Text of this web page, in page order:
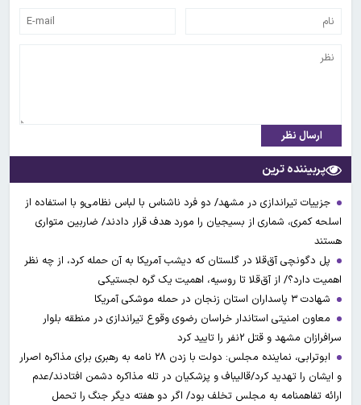
ارسال نظر
پربیننده ترین
جزییات تیراندازی در مشهد/ دو فرد ناشناس با لباس نظامی‌و با استفاده از
اسلحه کمری، شماری از بسیجیان را مورد هدف قرار دادند/ ضاربین متواری
هستند
پل دگونچی آق‌قلا در گلستان که دیشب آمریکا به آن حمله کرد، از چه نظر
اهمیت دارد؟/ از آق‌قلا تا روسیه، اهمیت یک گره لجستیکی
شهادت ۳ ‌پاسداران استان زنجان در حمله موشکی آمریکا
معاون امنیتی استاندار خراسان رضوی وقوع تیراندازی در منطقه بلوار
سرافرازان مشهد و قتل ۲نفر را تایید کرد
ابوترابی، نماینده مجلس: دولت با زدن ۲۸ نامه به رهبری برای مذاکره اصرار
و ایشان را تهدید کرد/قالیباف و پزشکیان در تله مذاکره دشمن افتادند/عدم
ارائه تفاهمنامه به مجلس تخلف بود/ اگر دو هفته دیگر جنگ را تحمل